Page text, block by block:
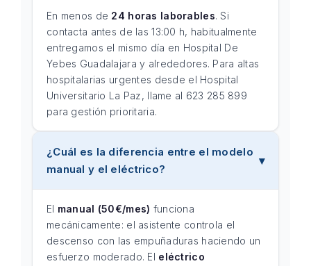
En menos de 24 horas laborables. Si
contacta antes de las 13:00 h, habitualmente
entregamos el mismo día en Hospital De
Yebes Guadalajara y alrededores. Para altas
hospitalarias urgentes desde el Hospital
Universitario La Paz, llame al 623 285 899
para gestión prioritaria.
¿Cuál es la diferencia entre el modelo
manual y el eléctrico?
El manual (50€/mes) funciona
mecánicamente: el asistente controla el
descenso con las empuñaduras haciendo un
esfuerzo moderado. El eléctrico